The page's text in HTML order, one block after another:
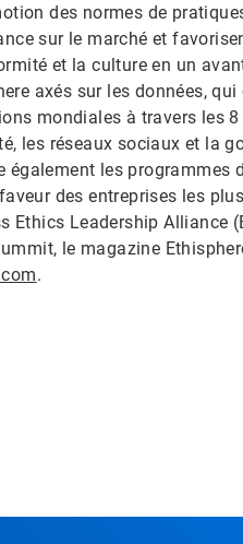
des normes de
sur le marché et
et la culture en un
axés sur les données,
mondiales à travers les 8
les réseaux sociaux et la
les programmes
des entreprises les
Ethics Leadership Alliance
le magazine
.